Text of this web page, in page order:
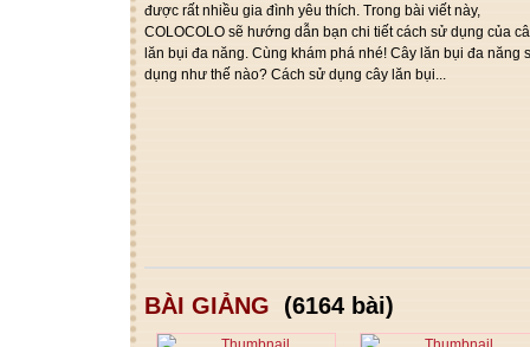
được rất nhiều gia đình yêu thích. Trong bài viết này,
COLOCOLO sẽ hướng dẫn bạn chi tiết cách sử dụng của
lăn bụi đa năng. Cùng khám phá nhé! Cây lăn bụi đa năng
dụng như thế nào? Cách sử dụng cây lăn bụi...
BÀI GIẢNG (6164 bài)